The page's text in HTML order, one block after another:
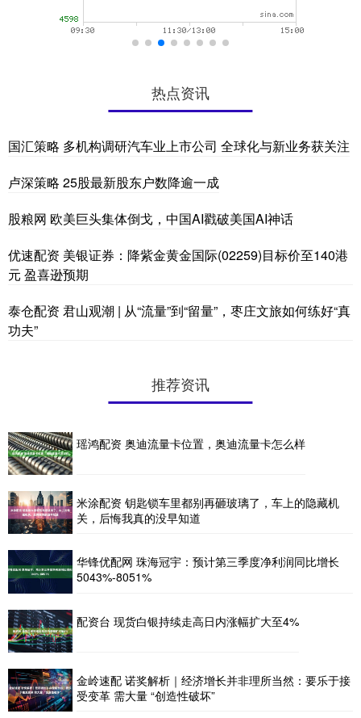
热点资讯
国汇策略 多机构调研汽车业上市公司 全球化与新业务获关注
卢深策略 25股最新股东户数降逾一成
股粮网 欧美巨头集体倒戈，中国AI戳破美国AI神话
优速配资 美银证券：降紫金黄金国际(02259)目标价至140港
元 盈喜逊预期
泰仓配资 君山观潮 | 从“流量”到“留量”，枣庄文旅如何练好“真
功夫”
推荐资讯
瑶鸿配资 奥迪流量卡位置，奥迪流量卡怎么样
米涂配资 钥匙锁车里都别再砸玻璃了，车上的隐藏机
关，后悔我真的没早知道
华锋优配网 珠海冠宇：预计第三季度净利润同比增长
5043%-8051%
配资台 现货白银持续走高日内涨幅扩大至4%
金岭速配 诺奖解析｜经济增长并非理所当然：要乐于接
受变革 需大量 “创造性破坏”